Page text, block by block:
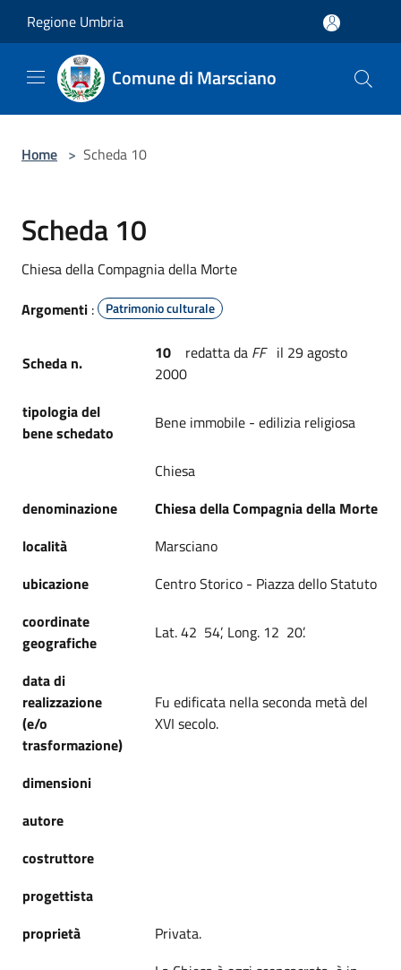
Regione Umbria
Comune di Marsciano
Home > Scheda 10
Scheda 10
Chiesa della Compagnia della Morte
Argomenti : Patrimonio culturale
Scheda n. 10 redatta da FF il 29 agosto
2000
tipologia del
bene schedato
Bene immobile - edilizia religiosa
Chiesa
denominazione
Chiesa della Compagnia della Morte
località
Marsciano
ubicazione
Centro Storico - Piazza dello Statuto
coordinate
geografiche
Lat. 42 54’, Long. 12 20’.
data di
realizzazione
(e/o
trasformazione)
Fu edificata nella seconda metà del
XVI secolo.
dimensioni
autore
costruttore
progettista
proprietà
Privata.